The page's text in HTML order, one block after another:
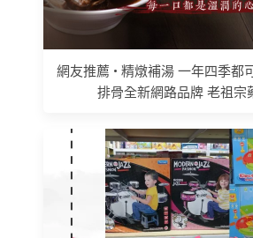
網友推薦 • 精燉補湯 一年四季都
排骨全新網路品牌 老祖宗